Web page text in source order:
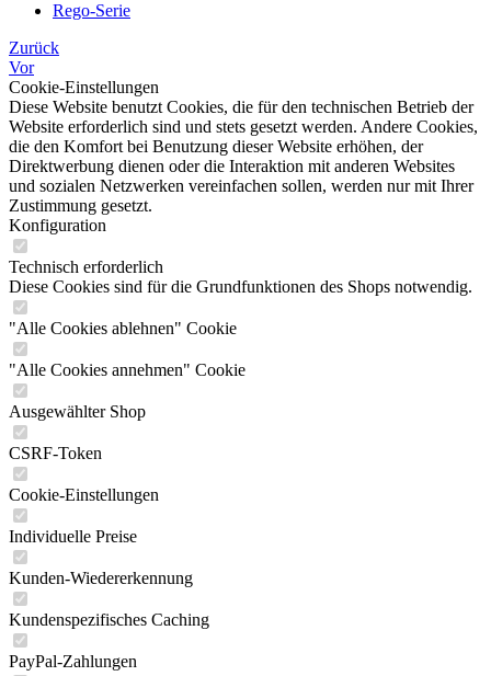
Rego-Serie
Zurück
Vor
Cookie-Einstellungen
Diese Website benutzt Cookies, die für den technischen Betrieb der
Website erforderlich sind und stets gesetzt werden. Andere Cookies,
die den Komfort bei Benutzung dieser Website erhöhen, der
Direktwerbung dienen oder die Interaktion mit anderen Websites
und sozialen Netzwerken vereinfachen sollen, werden nur mit Ihrer
Zustimmung gesetzt.
Konfiguration
Technisch erforderlich
Diese Cookies sind für die Grundfunktionen des Shops notwendig.
"Alle Cookies ablehnen" Cookie
"Alle Cookies annehmen" Cookie
Ausgewählter Shop
CSRF-Token
Cookie-Einstellungen
Individuelle Preise
Kunden-Wiedererkennung
Kundenspezifisches Caching
PayPal-Zahlungen